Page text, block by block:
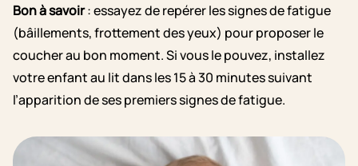
Bon à savoir: essayez de repérer les signes de fatigue
(bâillements, frottement des yeux) pour proposer le
coucher au bon moment. Si vous le pouvez, installez
votre enfant au lit dans les 15 à 30 minutes suivant
l’apparition de ses premiers signes de fatigue.